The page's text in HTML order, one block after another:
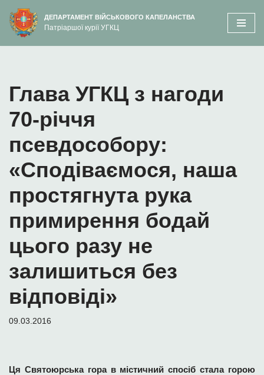
вмісту
Перейти
до
ДЕПАРТАМЕНТ ВІЙСЬКОВОГО КАПЕЛАНСТВА
Патріаршої курії УГКЦ
Глава УГКЦ з нагоди
70-річчя
псевдособору:
«Сподіваємося, наша
проcтягнута рука
примирення бодай
цього разу не
залишиться без
відповіді»
09.03.2016
Ця Святоюрська гора в містичний спосіб стала горою